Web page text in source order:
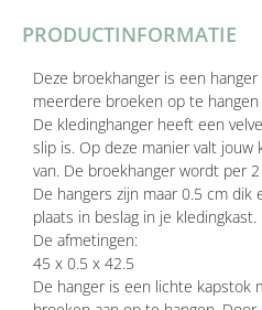
PRODUCTINFORMATIE
Deze broekhanger is een
meerdere broeken op te
De kledinghanger heeft een
slip is. Op deze manier valt jouw
van. De broekhanger wordt per
De hangers zijn maar 0.5 cm
plaats in beslag in je kledingkast.
De afmetingen:
45 x 0.5 x 42.5
De hanger is een lichte kapstok